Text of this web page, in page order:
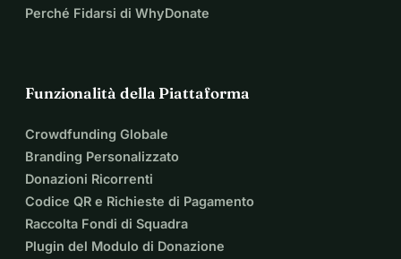
Perché Fidarsi di WhyDonate
Funzionalità della Piattaforma
Crowdfunding Globale
Branding Personalizzato
Donazioni Ricorrenti
Codice QR e Richieste di Pagamento
Raccolta Fondi di Squadra
Plugin del Modulo di Donazione